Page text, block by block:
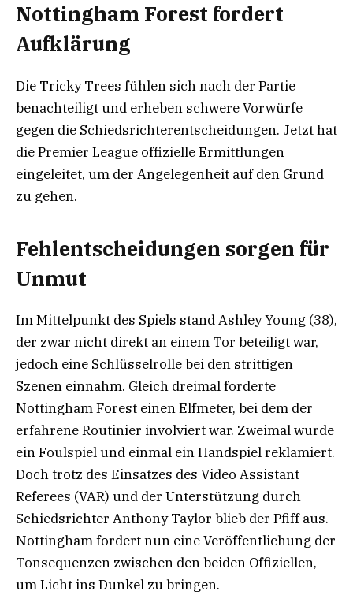
Nottingham Forest fordert
Aufklärung
Die Tricky Trees fühlen sich nach der Partie
benachteiligt und erheben schwere Vorwürfe
gegen die Schiedsrichterentscheidungen. Jetzt hat
die Premier League offizielle Ermittlungen
eingeleitet, um der Angelegenheit auf den Grund
zu gehen.
Fehlentscheidungen sorgen für
Unmut
Im Mittelpunkt des Spiels stand Ashley Young (38),
der zwar nicht direkt an einem Tor beteiligt war,
jedoch eine Schlüsselrolle bei den strittigen
Szenen einnahm. Gleich dreimal forderte
Nottingham Forest einen Elfmeter, bei dem der
erfahrene Routinier involviert war. Zweimal wurde
ein Foulspiel und einmal ein Handspiel reklamiert.
Doch trotz des Einsatzes des Video Assistant
Referees (VAR) und der Unterstützung durch
Schiedsrichter Anthony Taylor blieb der Pfiff aus.
Nottingham fordert nun eine Veröffentlichung der
Tonsequenzen zwischen den beiden Offiziellen,
um Licht ins Dunkel zu bringen.